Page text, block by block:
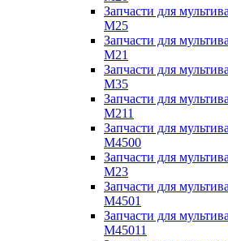
Запчасти для
M25
Запчасти для
M21
Запчасти для
M35
Запчасти для
M211
Запчасти для
M4500
Запчасти для
M23
Запчасти для
M4501
Запчасти для
M45011